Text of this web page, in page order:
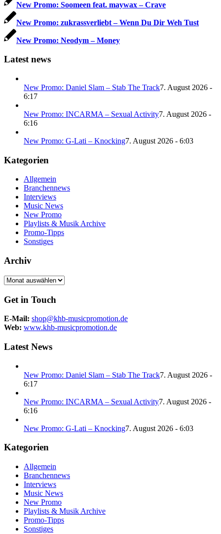
New Promo: Soomeen feat. maywax – Crave
New Promo: zukrassverliebt – Wenn Du Dir Weh Tust
New Promo: Neodym – Money
Latest news
New Promo: Daniel Slam – Stab The Track7. August 2026 -
6:17
New Promo: INCARMA – Sexual Activity7. August 2026 -
6:16
New Promo: G-Lati – Knocking7. August 2026 - 6:03
Kategorien
Allgemein
Branchennews
Interviews
Music News
New Promo
Playlists & Musik Archive
Promo-Tipps
Sonstiges
Archiv
Archiv
Get in Touch
E-Mail: shop@khb-musicpromotion.de
Web: www.khb-musicpromotion.de
Latest News
New Promo: Daniel Slam – Stab The Track7. August 2026 -
6:17
New Promo: INCARMA – Sexual Activity7. August 2026 -
6:16
New Promo: G-Lati – Knocking7. August 2026 - 6:03
Kategorien
Allgemein
Branchennews
Interviews
Music News
New Promo
Playlists & Musik Archive
Promo-Tipps
Sonstiges